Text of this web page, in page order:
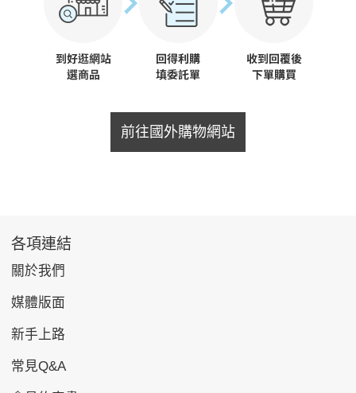
前往國外購物網站
各項連結
關於我們
媒體版面
新手上路
常見Q&A